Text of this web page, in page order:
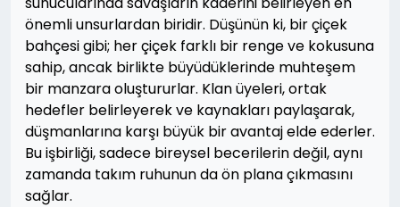
önemli unsurlardan biridir. Düşünün ki, bir çiçek
bahçesi gibi; her çiçek farklı bir renge ve kokusuna
sahip, ancak birlikte büyüdüklerinde muhteşem
bir manzara oluştururlar. Klan üyeleri, ortak
hedefler belirleyerek ve kaynakları paylaşarak,
düşmanlarına karşı büyük bir avantaj elde ederler.
Bu işbirliği, sadece bireysel becerilerin değil, aynı
zamanda takım ruhunun da ön plana çıkmasını
sağlar.